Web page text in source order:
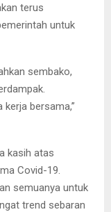
terus
untuk
sembako,
bersama,”
kasih atas
Covid-19.
semuanya untuk
trend sebaran